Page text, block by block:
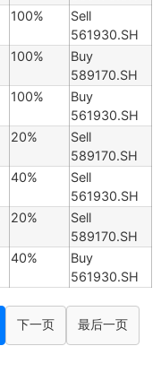
100%
Sell
561930.SH
100%
Buy
589170.SH
100%
Buy
561930.SH
20%
Sell
589170.SH
40%
Sell
561930.SH
20%
Sell
589170.SH
40%
Buy
561930.SH
下一页 最后一页